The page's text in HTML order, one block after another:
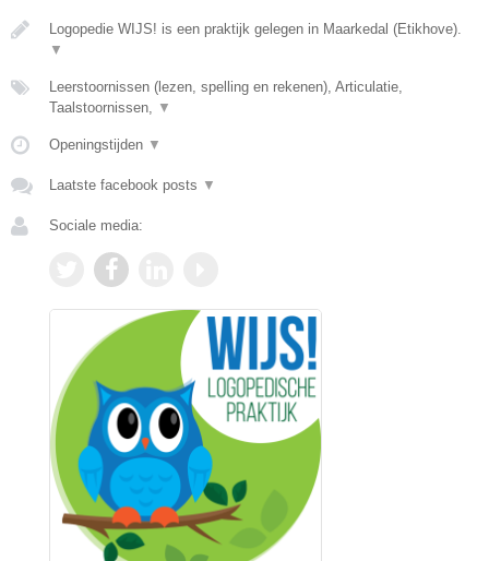
Logopedie WIJS! is een praktijk gelegen in Maarkedal (Etikhove).
▼
Leerstoornissen (lezen, spelling en rekenen), Articulatie,
Taalstoornissen, ▼
Openingstijden ▼
Laatste facebook posts ▼
Sociale media: